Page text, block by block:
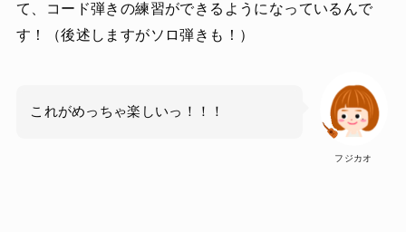
て、コード弾きの練習ができるようになっているんで
す！（後述しますがソロ弾きも！）
フジカオ
これがめっちゃ楽しいっ！！！